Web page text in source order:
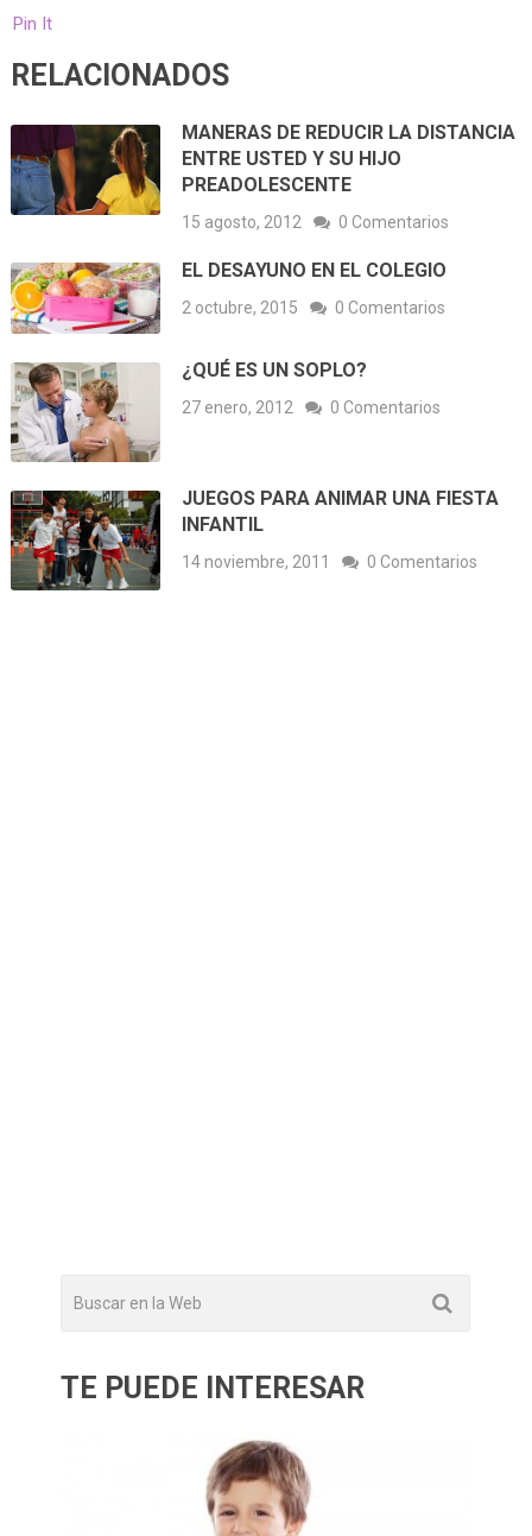
Pin It
RELACIONADOS
MANERAS DE REDUCIR LA DISTANCIA
ENTRE USTED Y SU HIJO
PREADOLESCENTE
15 agosto, 2012 0 Comentarios
EL DESAYUNO EN EL COLEGIO
2 octubre, 2015 0 Comentarios
¿QUÉ ES UN SOPLO?
27 enero, 2012 0 Comentarios
JUEGOS PARA ANIMAR UNA FIESTA
INFANTIL
14 noviembre, 2011 0 Comentarios
TE PUEDE INTERESAR